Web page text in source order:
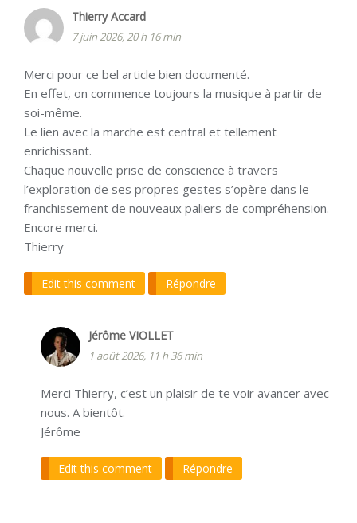
Thierry Accard
7 juin 2026, 20 h 16 min
Merci pour ce bel article bien documenté.
En effet, on commence toujours la musique à partir de
soi-même.
Le lien avec la marche est central et tellement
enrichissant.
Chaque nouvelle prise de conscience à travers
l’exploration de ses propres gestes s’opère dans le
franchissement de nouveaux paliers de compréhension.
Encore merci.
Thierry
Edit this comment Répondre
Jérôme VIOLLET
1 août 2026, 11 h 36 min
Merci Thierry, c’est un plaisir de te voir avancer avec
nous. A bientôt.
Jérôme
Edit this comment Répondre